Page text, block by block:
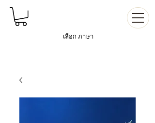
เลือก ภาษา